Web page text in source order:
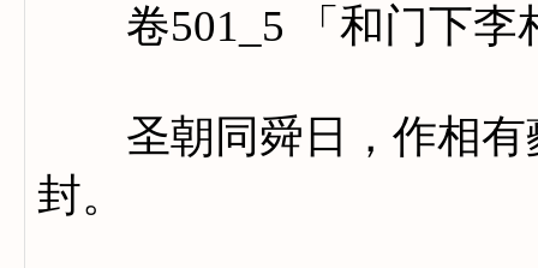
卷501_5 「和门下李
圣朝同舜日，作相有
封。